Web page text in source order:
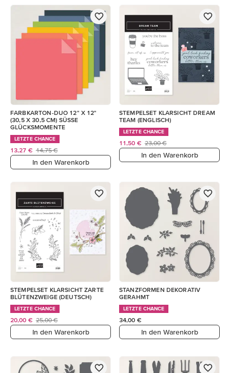
FARBKARTON-DUO 12" X 12"
(30,5 X 30,5 CM) SÜSSE
GLÜCKSMOMENTE
LETZTE CHANCE
13,27 € 14,75 €
In den Warenkorb
STEMPELSET KLARSICHT DREAM
TEAM (ENGLISCH)
LETZTE CHANCE
11,50 € 23,00 €
In den Warenkorb
STEMPELSET KLARSICHT ZARTE
BLÜTENZWEIGE (DEUTSCH)
LETZTE CHANCE
20,00 € 25,00 €
In den Warenkorb
STANZFORMEN DEKORATIV
GERAHMT
LETZTE CHANCE
34,00 €
In den Warenkorb